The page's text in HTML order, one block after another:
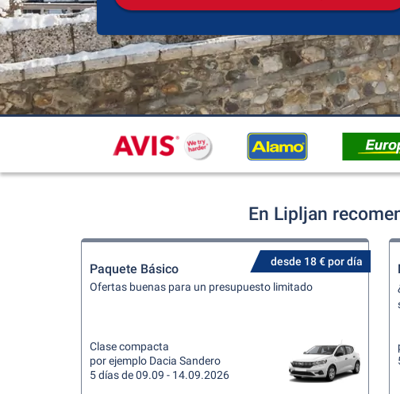
En Lipljan
desde 18 € por día
Paquete Básico
Ofertas buenas para un presupuesto limitado
Clase compacta
por ejemplo Dacia Sandero
5 días de 09.09 - 14.09.2026